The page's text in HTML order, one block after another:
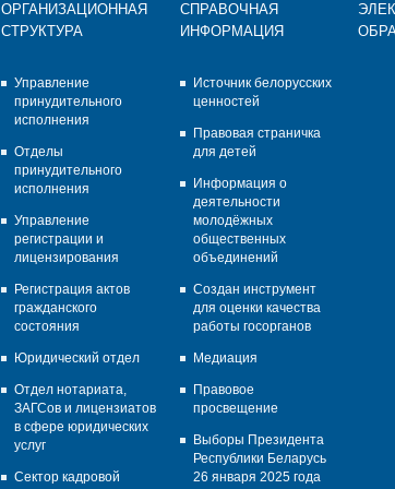
ОРГАНИЗАЦИОННАЯ
СТРУКТУРА
Управление
принудительного
исполнения
Отделы
принудительного
исполнения
Управление
регистрации и
лицензирования
Регистрация актов
гражданского
состояния
Юридический отдел
Отдел нотариата,
ЗАГСов и лицензиатов
в сфере юридических
услуг
Сектор кадровой
СПРАВОЧНАЯ
ИНФОРМАЦИЯ
Источник белорусских
ценностей
Правовая страничка
для детей
Информация о
деятельности
молодёжных
общественных
объединений
Создан инструмент
для оценки качества
работы госорганов
Медиация
Правовое
просвещение
Выборы Президента
Республики Беларусь
26 января 2025 года